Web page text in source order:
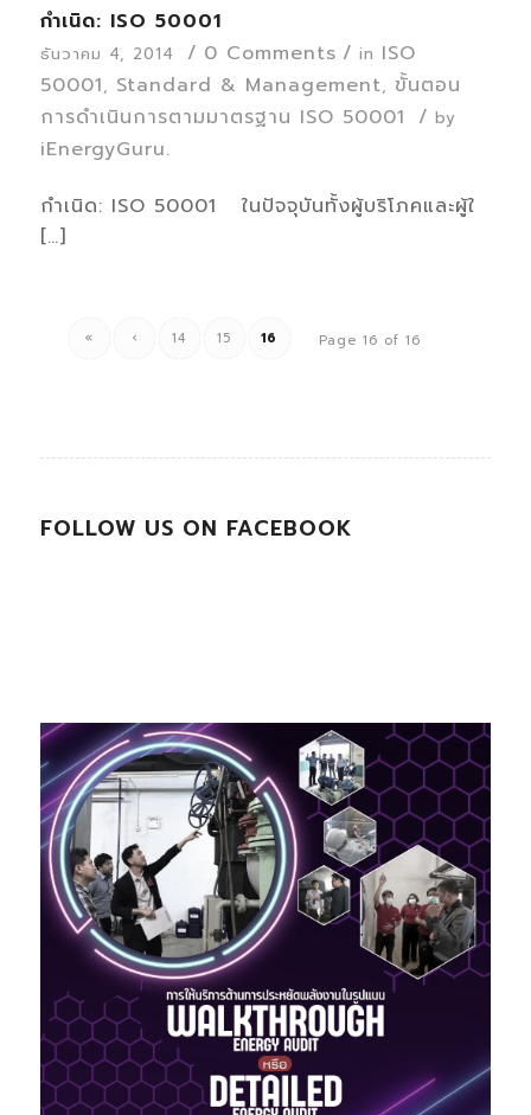
กำเนิด: ISO 50001
ธันวาคม 4, 2014 / 0 Comments / in ISO
50001, Standard & Management, ขั้นตอน
การดำเนินการตามมาตรฐาน ISO 50001 / by
iEnergyGuru.
กำเนิด: ISO 50001 ในปัจจุบันทั้งผู้บริโภคและผู้ใ
[…]
Page 16 of 16
« ‹ 14 15 16
FOLLOW US ON FACEBOOK